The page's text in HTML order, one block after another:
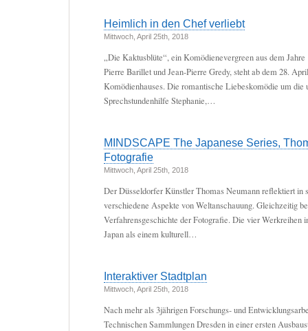
Heimlich in den Chef verliebt
Mittwoch, April 25th, 2018
„Die Kaktusblüte“, ein Komödienevergreen aus dem
Pierre Barillet und Jean-Pierre Gredy, steht ab dem 28.
Komödienhauses. Die romantische Liebeskomödie um die
Sprechstundenhilfe Stephanie,…
MINDSCAPE The Japanese Series,
Fotografie
Mittwoch, April 25th, 2018
Der Düsseldorfer Künstler Thomas Neumann reflektiert in
verschiedene Aspekte von Weltanschauung. Gleichzeitig
Verfahrensgeschichte der Fotografie. Die vier Werkreihen
Japan als einem kulturell…
Interaktiver Stadtplan
Mittwoch, April 25th, 2018
Nach mehr als 3jährigen Forschungs- und
Technischen Sammlungen Dresden in einer ersten